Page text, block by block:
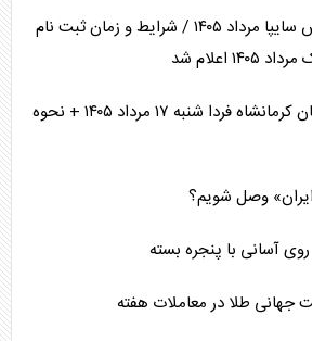
جدیدترین پیش فروش سایپا مرداد ۱۴۰۵ / شرایط و زمان ثبت نام
اعلام شد
جدول قطعی برق استان کرمانشاه فردا شنبه ۱۷ مرداد ۱۴۰۵ + نحوه
وصل شویم؟
آسانی با پنجره بسته